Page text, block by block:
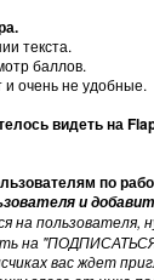
текста.
баллов.
очень не удобные.
видеть на
по
и
на пользователя,
на
вас ждет